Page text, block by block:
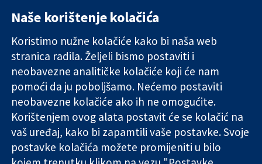
Pouzdani dokazi.
Utemeljeni
dokazi.
Bolje zdravlje.
11-13 Cavendish
London
W1G 0AN
Ujedinjeno
Kraljevstvo
Novosti
medije
O nama
Poslovi
Cochrane
Library
Naše korištenje kolačića
Koristimo nužne kolačiće kako bi naša web
stranica radila. Željeli bismo postaviti i
neobavezne analitičke kolačiće koji će nam
pomoći da ju poboljšamo. Nećemo postaviti
neobavezne kolačiće ako ih ne omogućite.
Korištenjem ovog alata postavit će se kolačić na
vaš uređaj, kako bi zapamtili vaše postavke. Svoje
postavke kolačića možete promijeniti u bilo